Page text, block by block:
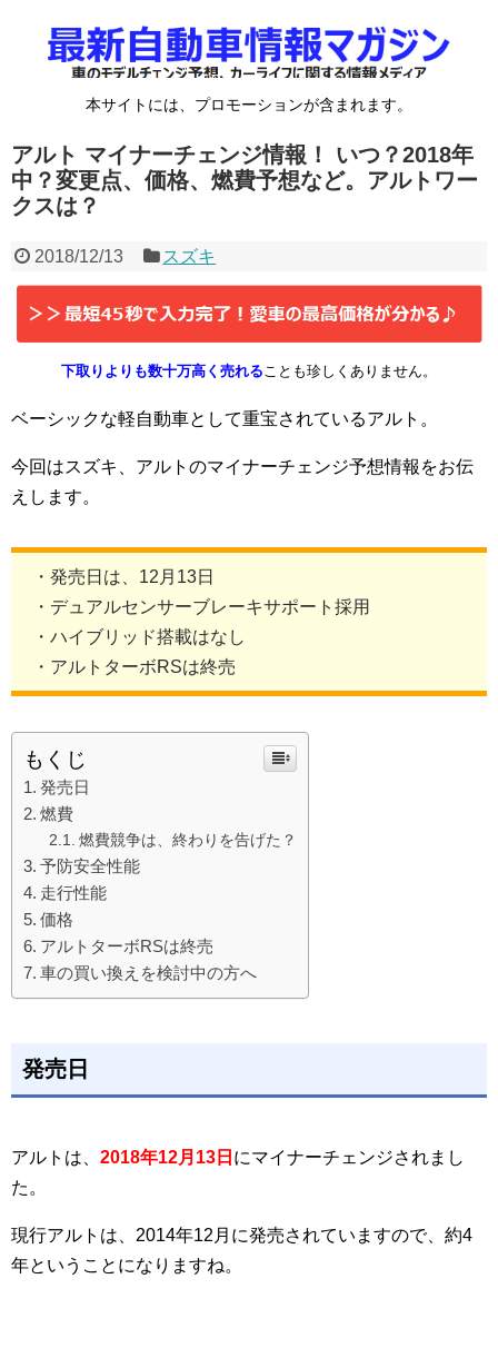
本サイトには、プロモーションが含まれます。
アルト マイナーチェンジ情報！ いつ？2018年
中？変更点、価格、燃費予想など。アルトワー
クスは？
2018/12/13 スズキ
下取りよりも数十万高く売れることも珍しくありません。
ベーシックな軽自動車として重宝されているアルト。
今回はスズキ、アルトのマイナーチェンジ予想情報をお伝
えします。
・発売日は、12月13日
・デュアルセンサーブレーキサポート採用
・ハイブリッド搭載はなし
・アルトターボRSは終売
もくじ
発売日
燃費
燃費競争は、終わりを告げた？
予防安全性能
走行性能
価格
アルトターボRSは終売
車の買い換えを検討中の方へ
発売日
アルトは、 2018年12月13日 にマイナーチェンジされまし
た。
現行アルトは、2014年12月に発売されていますので、約4
年ということになりますね。